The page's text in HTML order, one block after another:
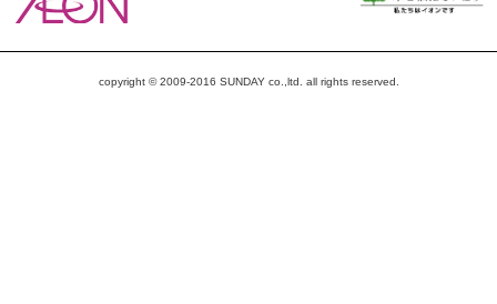
copyright © 2009-2016 SUNDAY co.,ltd. all rights reserved.